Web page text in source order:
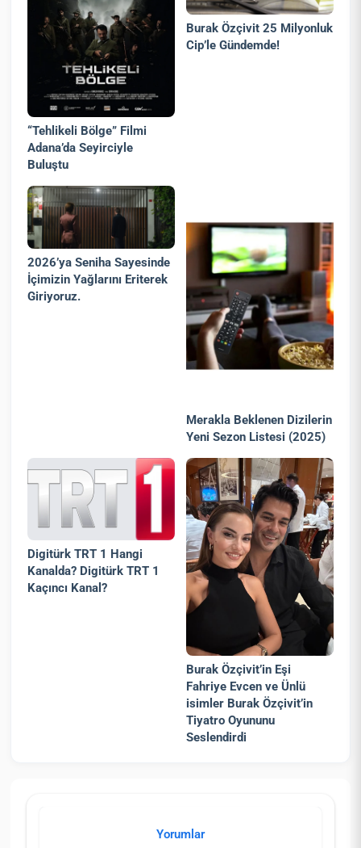
“Tehlikeli Bölge” Filmi
Adana’da Seyirciyle
Buluştu
Burak Özçivit 25 Milyonluk
Cip’le Gündemde!
2026’ya Seniha Sayesinde
İçimizin Yağlarını Eriterek
Giriyoruz.
Merakla Beklenen Dizilerin
Yeni Sezon Listesi (2025)
Digitürk TRT 1 Hangi
Kanalda? Digitürk TRT 1
Kaçıncı Kanal?
Burak Özçivit’in Eşi
Fahriye Evcen ve Ünlü
isimler Burak Özçivit’in
Tiyatro Oyununu
Seslendirdi
Yorumlar